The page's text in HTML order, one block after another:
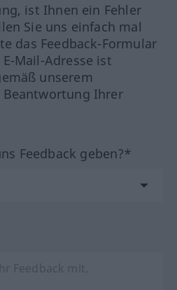
ist Ihnen ein Fehler
Sie uns einfach mal
das Feedback-Formular
Mail-Adresse ist
unserem
Beantwortung Ihrer
Feedback geben?*